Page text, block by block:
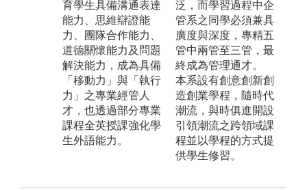
育學生具備溝通表達
能力、思維辯證能
力、團隊合作能力、
道德關懷能力及問題
解決能力，成為具備
「移動力」與「執行
力」之專業經管人
才，也透過部分專業
課程全英授課強化學
生外語能力。
泛，而學習過程中企
管系之同學必須兼具
廣度與深度，專精五
管中兩管至三管，最
終成為管理通才。
本系設有創意創新創
造創業學程，隨時代
潮流，與時俱進開設
引領潮流之跨領域課
程並以學程的方式提
供學生修習。